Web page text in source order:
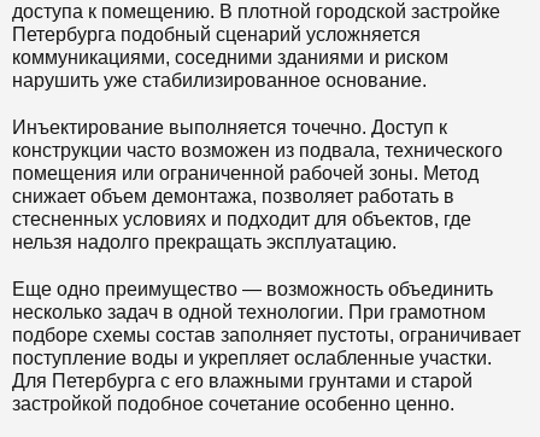
доступа к помещению. В плотной городской застройке
Петербурга подобный сценарий усложняется
коммуникациями, соседними зданиями и риском
нарушить уже стабилизированное основание.
Инъектирование выполняется точечно. Доступ к
конструкции часто возможен из подвала, технического
помещения или ограниченной рабочей зоны. Метод
снижает объем демонтажа, позволяет работать в
стесненных условиях и подходит для объектов, где
нельзя надолго прекращать эксплуатацию.
Еще одно преимущество — возможность объединить
несколько задач в одной технологии. При грамотном
подборе схемы состав заполняет пустоты, ограничивает
поступление воды и укрепляет ослабленные участки.
Для Петербурга с его влажными грунтами и старой
застройкой подобное сочетание особенно ценно.